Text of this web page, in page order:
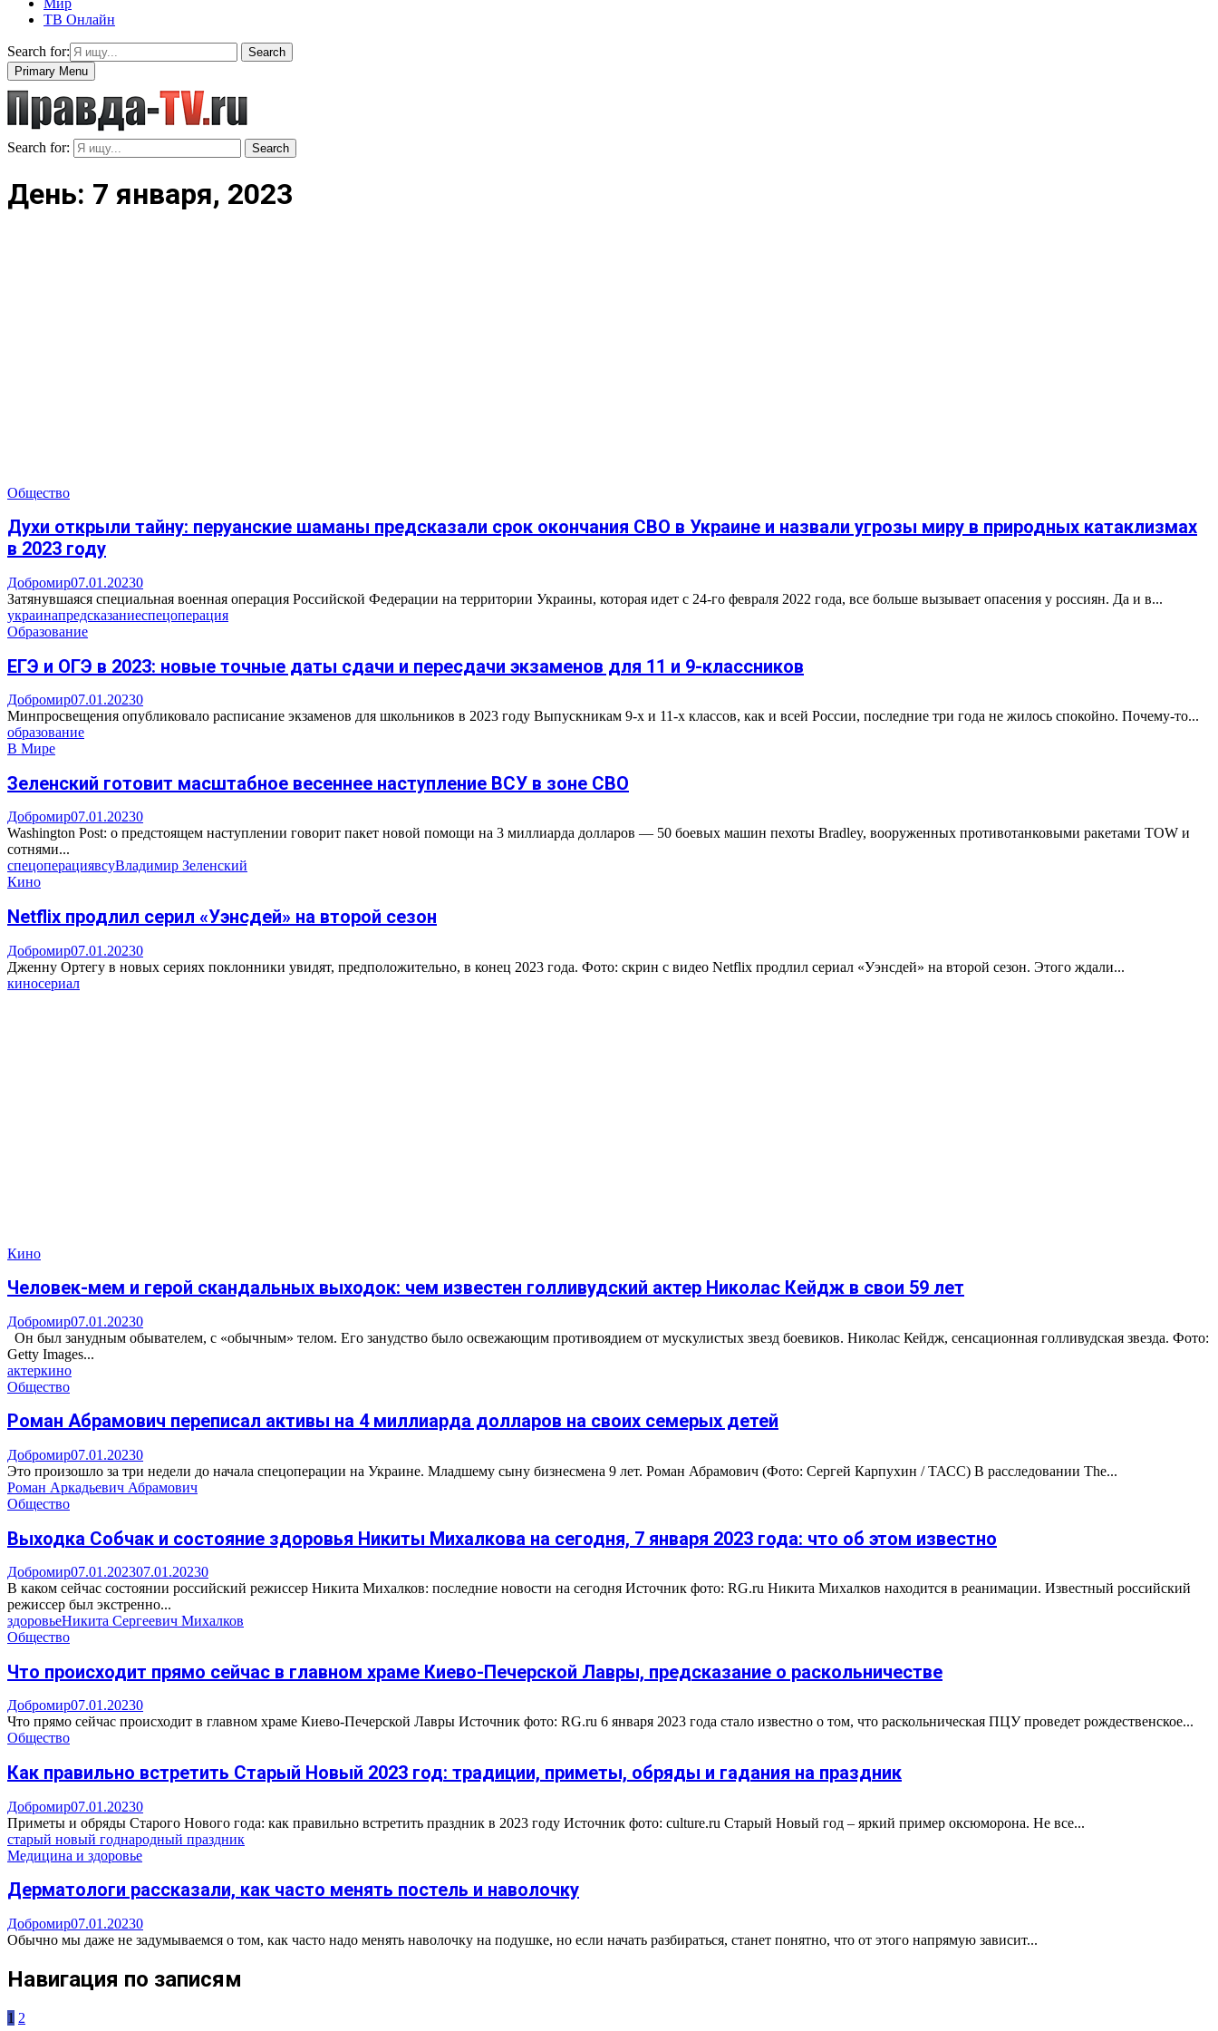
Мир
ТВ Онлайн
Search for:
Search
Primary Menu
Search for: Search
День: 7 января, 2023
Общество
Духи открыли тайну: перуанские шаманы предсказали срок окончания СВО в Украине и назвали угрозы миру в природных катаклизмах
в 2023 году
Добромир07.01.20230
Затянувшаяся специальная военная операция Российской Федерации на территории Украины, которая идет с 24-го февраля 2022 года, все больше вызывает опасения у россиян. Да и в...
украинапредсказаниеспецоперация
Образование
ЕГЭ и ОГЭ в 2023: новые точные даты сдачи и пересдачи экзаменов для 11 и 9-классников
Добромир07.01.20230
Минпросвещения опубликовало расписание экзаменов для школьников в 2023 году Выпускникам 9-х и 11-х классов, как и всей России, последние три года не жилось спокойно. Почему-то...
образование
В Мире
Зеленский готовит масштабное весеннее наступление ВСУ в зоне СВО
Добромир07.01.20230
Washington Post: о предстоящем наступлении говорит пакет новой помощи на 3 миллиарда долларов — 50 боевых машин пехоты Bradley, вооруженных противотанковыми ракетами TOW и
сотнями...
спецоперациявсуВладимир Зеленский
Кино
Netflix продлил серил «Уэнсдей» на второй сезон
Добромир07.01.20230
Дженну Ортегу в новых сериях поклонники увидят, предположительно, в конец 2023 года. Фото: скрин с видео Netflix продлил сериал «Уэнсдей» на второй сезон. Этого ждали...
киносериал
Кино
Человек-мем и герой скандальных выходок: чем известен голливудский актер Николас Кейдж в свои 59 лет
Добромир07.01.20230
Он был занудным обывателем, с «обычным» телом. Его занудство было освежающим противоядием от мускулистых звезд боевиков. Николас Кейдж, сенсационная голливудская звезда. Фото:
Getty Images...
актеркино
Общество
Роман Абрамович переписал активы на 4 миллиарда долларов на своих семерых детей
Добромир07.01.20230
Это произошло за три недели до начала спецоперации на Украине. Младшему сыну бизнесмена 9 лет. Роман Абрамович (Фото: Сергей Карпухин / ТАСС) В расследовании The...
Роман Аркадьевич Абрамович
Общество
Выходка Собчак и состояние здоровья Никиты Михалкова на сегодня, 7 января 2023 года: что об этом известно
Добромир07.01.202307.01.20230
В каком сейчас состоянии российский режиссер Никита Михалков: последние новости на сегодня Источник фото: RG.ru Никита Михалков находится в реанимации. Известный российский
режиссер был экстренно...
здоровьеНикита Сергеевич Михалков
Общество
Что происходит прямо сейчас в главном храме Киево-Печерской Лавры, предсказание о раскольничестве
Добромир07.01.20230
Что прямо сейчас происходит в главном храме Киево-Печерской Лавры Источник фото: RG.ru 6 января 2023 года стало известно о том, что раскольническая ПЦУ проведет рождественское...
Общество
Как правильно встретить Старый Новый 2023 год: традиции, приметы, обряды и гадания на праздник
Добромир07.01.20230
Приметы и обряды Старого Нового года: как правильно встретить праздник в 2023 году Источник фото: culture.ru Старый Новый год – яркий пример оксюморона. Не все...
старый новый годнародный праздник
Медицина и здоровье
Дерматологи рассказали, как часто менять постель и наволочку
Добромир07.01.20230
Обычно мы даже не задумываемся о том, как часто надо менять наволочку на подушке, но если начать разбираться, станет понятно, что от этого напрямую зависит...
Навигация по записям
1 2